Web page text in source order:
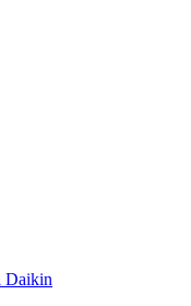
Daikin